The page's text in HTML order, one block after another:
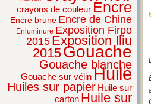
crayons de couleur Encre
Encre brune Encre de Chine
Enluminure Exposition Firpo
2015 Exposition Iliu
2015Gouache
Gouache blanche
Gouache sur vélinHuile
Huiles sur papier Huile sur
carton Huile sur